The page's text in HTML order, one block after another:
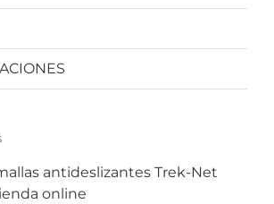
antideslizantes Trek-Net
online